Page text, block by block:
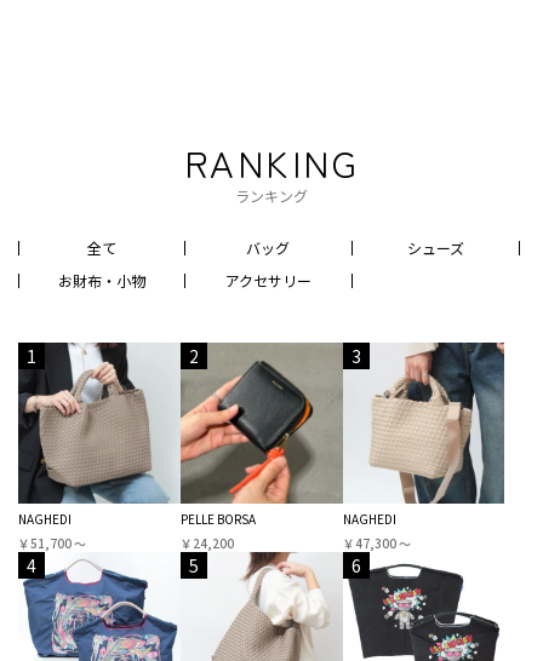
RANKING
ランキング
全て バッグ
シューズ
お財布・小物
アクセサリー
1
NAGHEDI
￥51,700 〜
2
PELLE BORSA
￥24,200
3
NAGHEDI
￥47,300 〜
4 5 6